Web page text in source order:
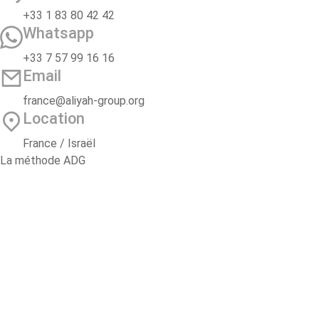
+33 1 83 80 42 42
Whatsapp
+33 7 57 99 16 16
Email
france@aliyah-group.org
Location
France / Israël
La méthode ADG